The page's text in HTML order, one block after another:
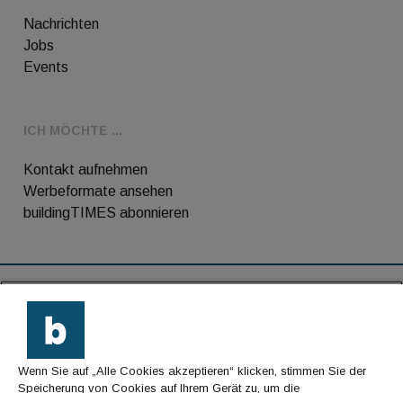
Nachrichten
Jobs
Events
ICH MÖCHTE ...
Kontakt aufnehmen
Werbeformate ansehen
buildingTIMES abonnieren
Kontakt
Impressum
Wenn Sie auf „Alle Cookies akzeptieren“ klicken, stimmen Sie der
Speicherung von Cookies auf Ihrem Gerät zu, um die